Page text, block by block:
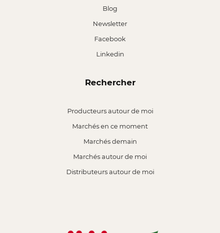
Blog
Newsletter
Facebook
Linkedin
Rechercher
Producteurs autour de moi
Marchés en ce moment
Marchés demain
Marchés autour de moi
Distributeurs autour de moi